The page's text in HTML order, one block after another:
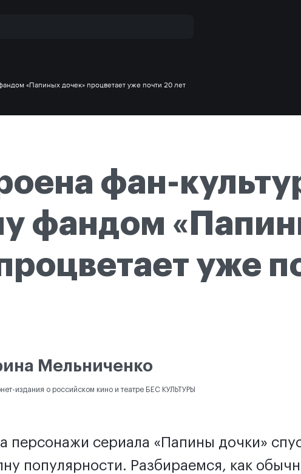
«Папиных дочек» процветает уже почти 20 лет
фан-
фандом
уже
Мельниченко
издания о российском кино и театре БЕС КУЛЬТУРЫ
персонажи сериала «Папины дочки»
популярности. Разбираемся, как